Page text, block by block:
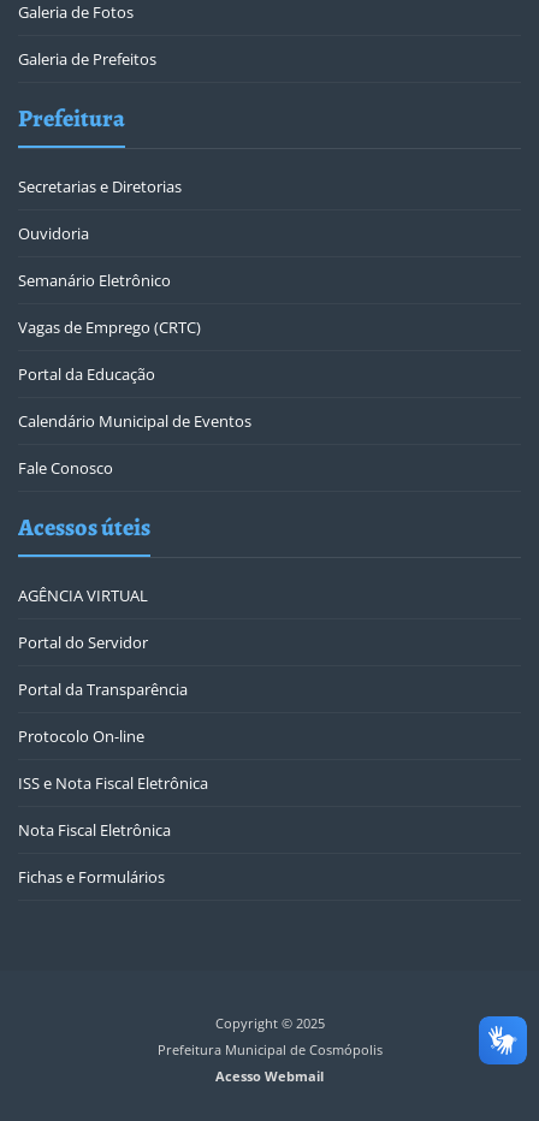
Galeria de Fotos
Galeria de Prefeitos
Prefeitura
Secretarias e Diretorias
Ouvidoria
Semanário Eletrônico
Vagas de Emprego (CRTC)
Portal da Educação
Calendário Municipal de Eventos
Fale Conosco
Acessos úteis
AGÊNCIA VIRTUAL
Portal do Servidor
Portal da Transparência
Protocolo On-line
ISS e Nota Fiscal Eletrônica
Nota Fiscal Eletrônica
Fichas e Formulários
Copyright © 2025
Prefeitura Municipal de Cosmópolis
Acesso Webmail